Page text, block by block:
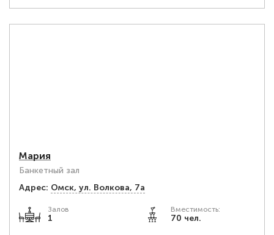
Мария
Банкетный зал
Адрес: Омск, ул. Волкова, 7а
Залов
1
Вместимость:
70 чел.